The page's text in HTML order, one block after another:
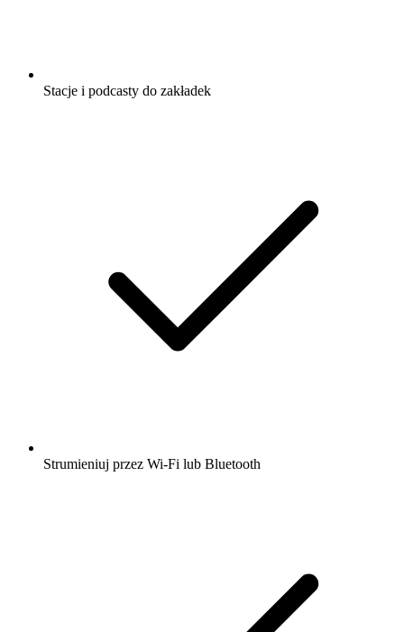
Stacje i podcasty do zakładek
Strumieniuj przez Wi-Fi lub Bluetooth